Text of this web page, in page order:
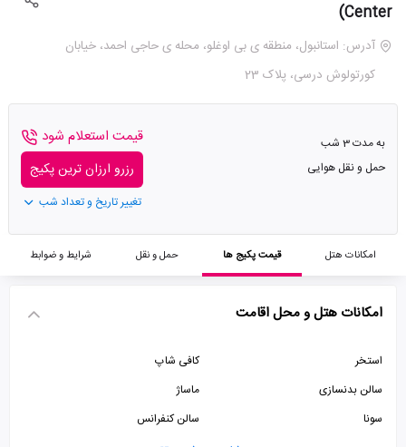
Center)
آدرس: استانبول، منطقه ی بی اوغلو، محله ی حاجی احمد، خیابان
کورتولوش درسی، پلاک 23
به مدت 3 شب
حمل و نقل هوایی
قیمت استعلام شود
رزرو ارزان ترین پکیج
تغییر تاریخ و تعداد شب
امکانات هتل قیمت پکیج ها حمل و نقل شرایط و ضوابط
امکانات هتل و محل اقامت
استخر
کافی شاپ
سالن بدنسازی
ماساژ
سونا
سالن کنفرانس